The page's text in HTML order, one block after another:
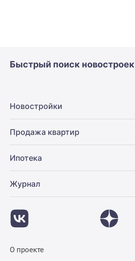
Быстрый поиск новостроек
Новостройки
Продажа квартир
Ипотека
Журнал
О проекте